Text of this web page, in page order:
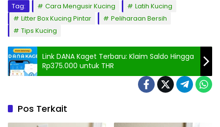
Tag: Cara Mengusir Kucing
Latih Kucing
Litter Box Kucing Pintar
Peliharaan Bersih
Tips Kucing
Link DANA Kaget Terbaru: Klaim Saldo Hingga
Rp375.000 untuk THR
Pos Terkait